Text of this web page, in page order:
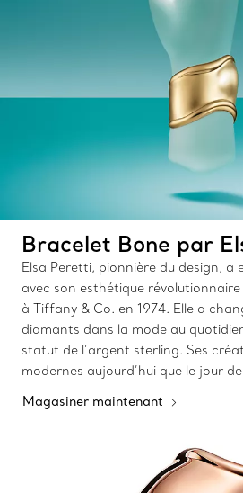
Bracelet Bone par
Elsa Peretti, pionnière du design, a
avec son esthétique révolutionnaire
à Tiffany & Co. en 1974. Elle a
diamants dans la mode au
statut de l’argent sterling. Ses
modernes aujourd’hui que le jour
Magasiner maintenant